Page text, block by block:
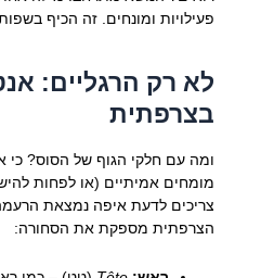
פעילויות ומונחים. זה הכיף
לא רק הרגליים:
בצרפתית
ומה עם חלקי הגוף של הסוס? כי
מומחים אמיתיים (או לפחות
צריכים לדעת איפה נמצאת
הצרפתית מספקת את הסחורה: